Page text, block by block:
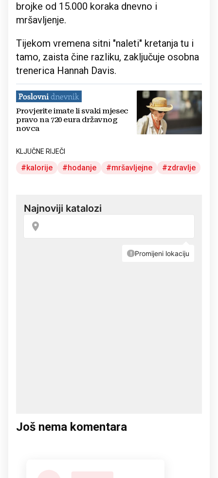
brojke od 15.000 koraka dnevno i
mršavljenje.
Tijekom vremena sitni "naleti" kretanja tu i
tamo, zaista čine razliku, zaključuje osobna
trenerica Hannah Davis.
Provjerite imate li svaki mjesec
pravo na 720 eura državnog
novca
KLJUČNE RIJEČI
kalorije hodanje mršavljejne zdravlje
Još nema komentara